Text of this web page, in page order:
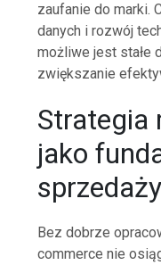
zaufanie do marki.
danych i rozwój
możliwe jest stałe
zwiększanie
Strategia
jako
sprzedaży
Bez dobrze
commerce nie